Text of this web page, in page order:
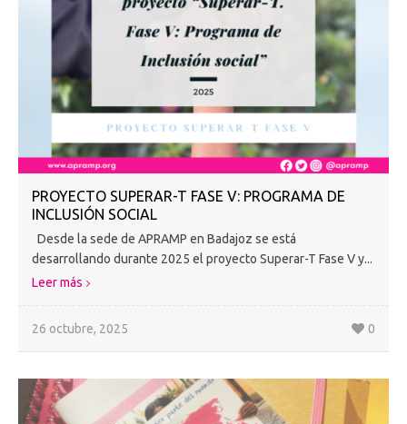
PROYECTO SUPERAR-T FASE V: PROGRAMA DE
INCLUSIÓN SOCIAL
Desde la sede de APRAMP en Badajoz se está
desarrollando durante 2025 el proyecto Superar-T Fase V y...
Leer más
26 octubre, 2025 0